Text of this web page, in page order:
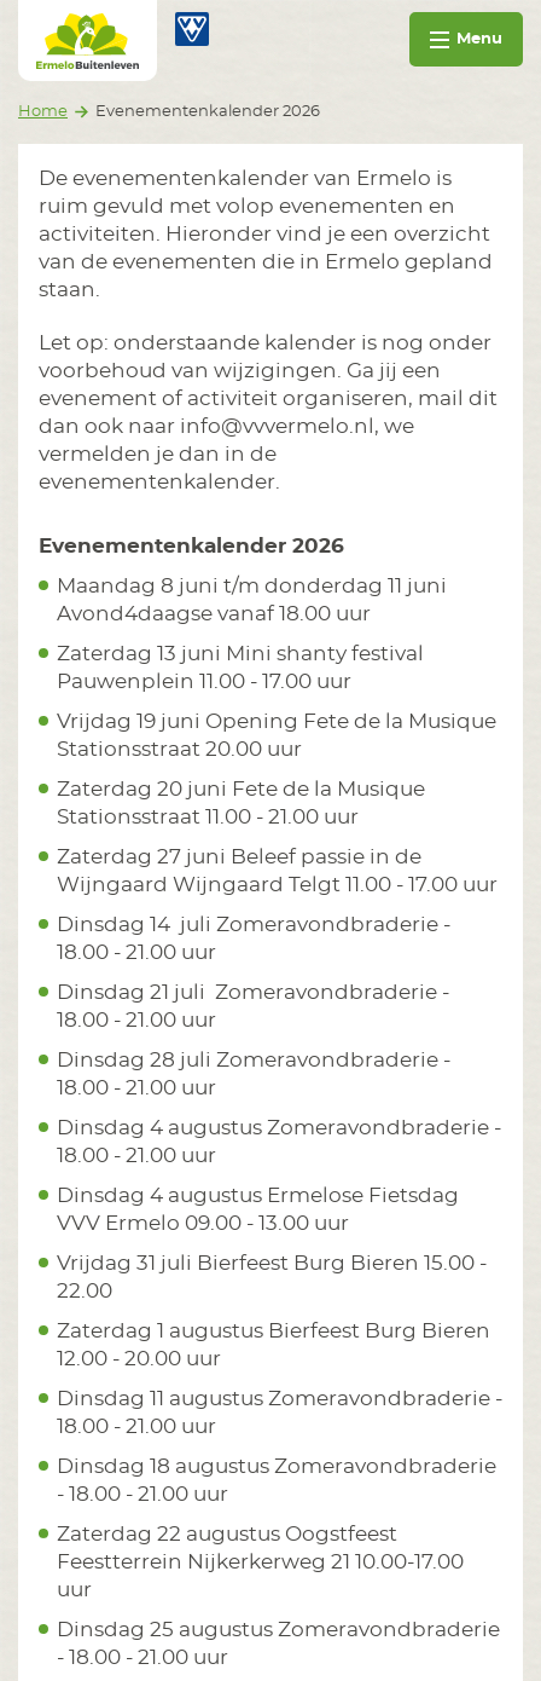
Ga naar inhoud
Ermelo Buitenleven
Menu
Home Evenementenkalender 2026
De evenementenkalender van Ermelo is
ruim gevuld met volop evenementen en
activiteiten. Hieronder vind je een overzicht
van de evenementen die in Ermelo gepland
staan.
Let op: onderstaande kalender is nog onder
voorbehoud van wijzigingen. Ga jij een
evenement of activiteit organiseren, mail dit
dan ook naar info@vvvermelo.nl, we
vermelden je dan in de
evenementenkalender.
Evenementenkalender 2026
Maandag 8 juni t/m donderdag 11 juni
Avond4daagse vanaf 18.00 uur
Zaterdag 13 juni Mini shanty festival
Pauwenplein 11.00 - 17.00 uur
Vrijdag 19 juni Opening Fete de la Musique
Stationsstraat 20.00 uur
Zaterdag 20 juni Fete de la Musique
Stationsstraat 11.00 - 21.00 uur
Zaterdag 27 juni Beleef passie in de
Wijngaard Wijngaard Telgt 11.00 - 17.00 uur
Dinsdag 14 juli Zomeravondbraderie -
18.00 - 21.00 uur
Dinsdag 21 juli Zomeravondbraderie -
18.00 - 21.00 uur
Dinsdag 28 juli Zomeravondbraderie -
18.00 - 21.00 uur
Dinsdag 4 augustus Zomeravondbraderie -
18.00 - 21.00 uur
Dinsdag 4 augustus Ermelose Fietsdag
VVV Ermelo 09.00 - 13.00 uur
Vrijdag 31 juli Bierfeest Burg Bieren 15.00 -
22.00
Zaterdag 1 augustus Bierfeest Burg Bieren
12.00 - 20.00 uur
Dinsdag 11 augustus Zomeravondbraderie -
18.00 - 21.00 uur
Dinsdag 18 augustus Zomeravondbraderie
- 18.00 - 21.00 uur
Zaterdag 22 augustus Oogstfeest
Feestterrein Nijkerkerweg 21 10.00-17.00
uur
Dinsdag 25 augustus Zomeravondbraderie
- 18.00 - 21.00 uur